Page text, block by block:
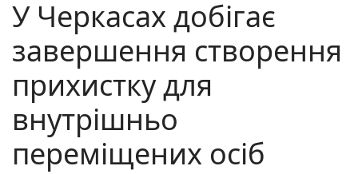
У Черкасах добігає
завершення створення
прихистку для
внутрішньо
переміщених осіб